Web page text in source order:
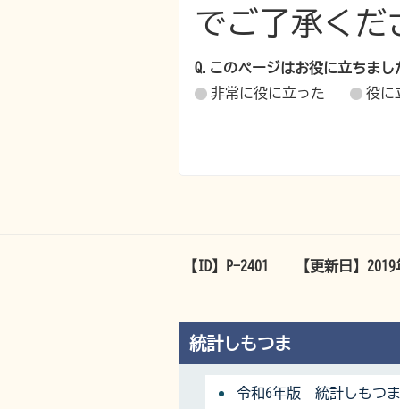
でご了承くだ
Q.このページはお役に立ちまし
非常に役に立った
役に
【ID】 P-2401 【更新日】
統計しもつま
令和6年版 統計しもつま